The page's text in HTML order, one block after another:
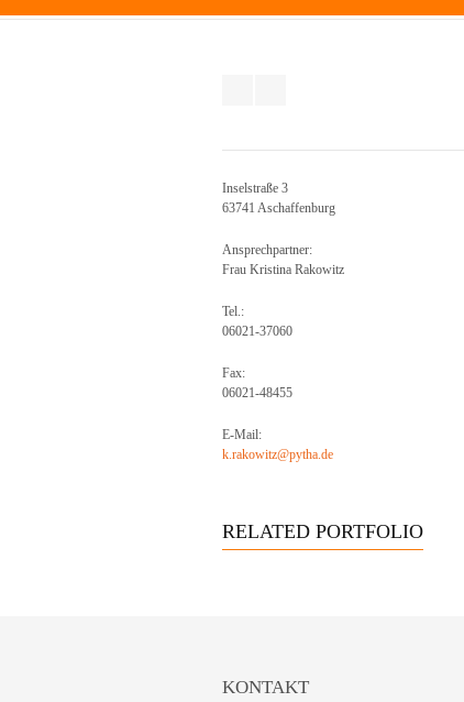
Inselstraße 3
63741 Aschaffenburg
Ansprechpartner:
Frau Kristina Rakowitz
Tel.:
06021-37060
Fax:
06021-48455
E-Mail:
k.rakowitz@pytha.de
RELATED PORTFOLIO
KONTAKT